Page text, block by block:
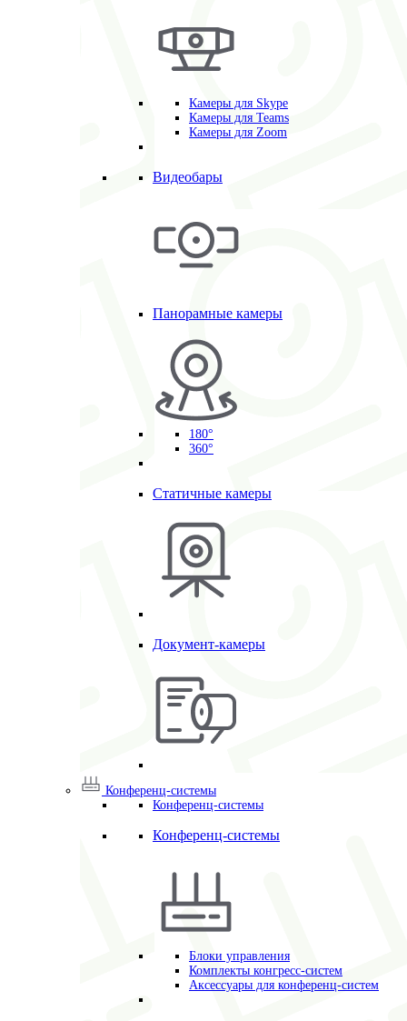
Камеры для Skype
Камеры для Teams
Камеры для Zoom
Видеобары
Панорамные камеры
180°
360°
Статичные камеры
Документ-камеры
Конференц-системы
Конференц-системы
Конференц-системы
Блоки управления
Комплекты конгресс-систем
Аксессуары для конференц-систем